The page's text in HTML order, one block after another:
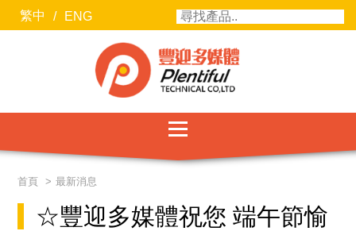
繁中 / ENG
服務項目
最新消息
首頁 最新消息
☆豐迎多媒體祝您 端午節愉